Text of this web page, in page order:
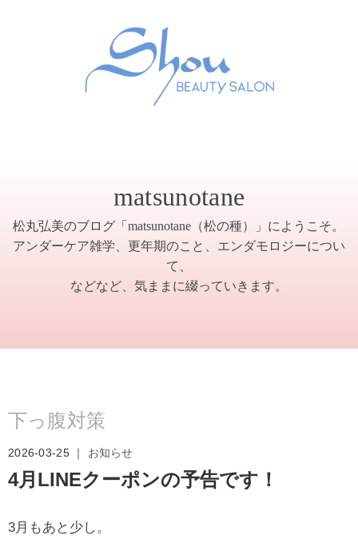
matsunotane
松丸弘美のブログ「matsunotane（松の種）」にようこそ。
アンダーケア雑学、更年期のこと、エンダモロジーについ
て、
などなど、気ままに綴っていきます。
下っ腹対策
2026-03-25 ｜ お知らせ
4月LINEクーポンの予告です！
3月もあと少し。